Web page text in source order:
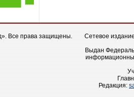
Все права защищены.
Сетевое
Выдан
Редакция: